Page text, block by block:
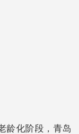
龄化阶段，青岛